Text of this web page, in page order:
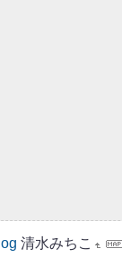
清水みちこ